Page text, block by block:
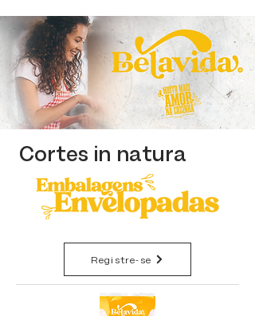
Cortes in natura
Registre-se